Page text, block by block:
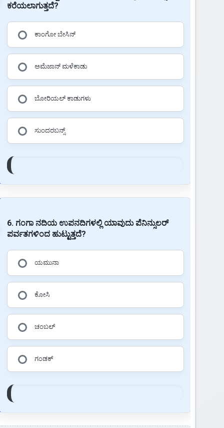
ಕರೆಯಲಾಗುತ್ತದೆ?
ಕಾಂಗೋ ಬೇಸಿನ್
ಅಮೆಜಾನ್ ಮಳೆಕಾಡು
ಬೋರಿಯಲ್ ಕಾಡುಗಳು
ಸುಂದರಬನ್ಸ್
6. ಗಂಗಾ ನದಿಯ ಉಪನದಿಗಳಲ್ಲಿ ಯಾವುದು ಪೆನಿನ್ಸುಲರ್
ಪರ್ವತಗಳಿಂದ ಹುಟ್ಟುತ್ತದೆ?
ಯಮುನಾ
ಕೋಸಿ
ಚಂಬಲ್
ಗಂಡಕ್